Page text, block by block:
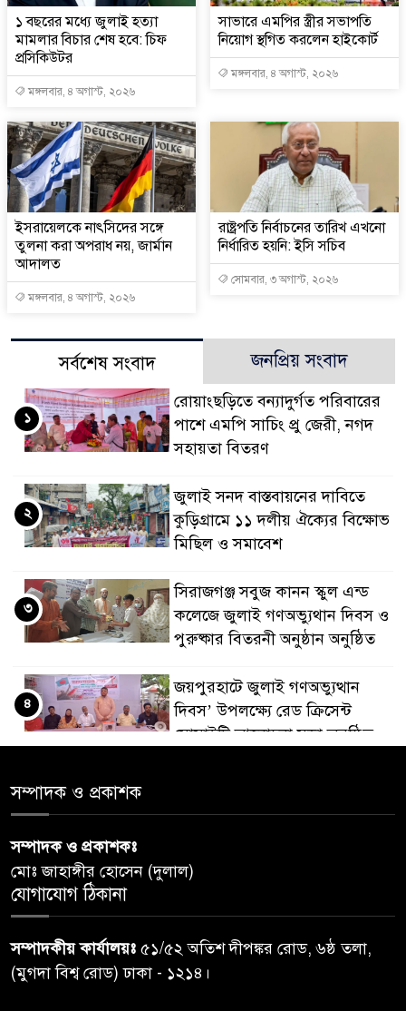
১ বছরের মধ্যে জুলাই হত্যা
মামলার বিচার শেষ হবে: চিফ
প্রসিকিউটর
মঙ্গলবার, ৪ অগাস্ট, ২০২৬
সাভারে এমপির স্ত্রীর সভাপতি
নিয়োগ স্থগিত করলেন হাইকোর্ট
মঙ্গলবার, ৪ অগাস্ট, ২০২৬
ইসরায়েলকে নাৎসিদের সঙ্গে
তুলনা করা অপরাধ নয়, জার্মান
আদালত
মঙ্গলবার, ৪ অগাস্ট, ২০২৬
রাষ্ট্রপতি নির্বাচনের তারিখ এখনো
নির্ধারিত হয়নি: ইসি সচিব
সোমবার, ৩ অগাস্ট, ২০২৬
সর্বশেষ সংবাদ জনপ্রিয় সংবাদ
রোয়াংছড়িতে বন্যাদুর্গত পরিবারের
পাশে এমপি সাচিং প্রু জেরী, নগদ
সহায়তা বিতরণ
১
জুলাই সনদ বাস্তবায়নের দাবিতে
কুড়িগ্রামে ১১ দলীয় ঐক্যের বিক্ষোভ
মিছিল ও সমাবেশ
২
সিরাজগঞ্জ সবুজ কানন স্কুল এন্ড
কলেজে জুলাই গণঅভ্যুথান দিবস ও
পুরুষ্কার বিতরনী অনুষ্ঠান অনুষ্ঠিত
৩
জয়পুরহাটে জুলাই গণঅভ্যুত্থান
দিবস’ উপলক্ষ্যে রেড ক্রিসেন্ট
সোসাইটি আলোচনা সভা অনুষ্ঠিত
৪
দিবস-২০২৬’।
৫
মাঝে ১৩ লক্ষ ১৫ হাজার টাকা
বিতরণ
৬
সম্পাদক ও প্রকাশক
সম্পাদক ও প্রকাশকঃ
মোঃ জাহাঙ্গীর হোসেন (দুলাল)
যোগাযোগ ঠিকানা
সম্পাদকীয় কার্যালয়ঃ ৫১/৫২ অতিশ দীপঙ্কর রোড, ৬ষ্ঠ তলা,
(মুগদা বিশ্ব রোড) ঢাকা - ১২১৪।